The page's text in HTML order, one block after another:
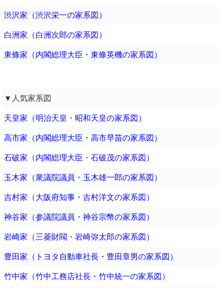
渋沢家（渋沢栄一の家系図）
白洲家（白洲次郎の家系図）
東條家（内閣総理大臣・東條英機の家系図）
▼人気家系図
天皇家（明治天皇・昭和天皇の家系図）
高市家（内閣総理大臣・高市早苗の家系図）
石破家（内閣総理大臣・石破茂の家系図）
玉木家（衆議院議員・玉木雄一郎の家系図）
吉村家（大阪府知事・吉村洋文の家系図）
神谷家（参議院議員・神谷宗幣の家系図）
岩崎家（三菱財閥・岩崎弥太郎の家系図）
豊田家（トヨタ自動車社長・豊田章男の家系図）
竹中家（竹中工務店社長・竹中統一の家系図）